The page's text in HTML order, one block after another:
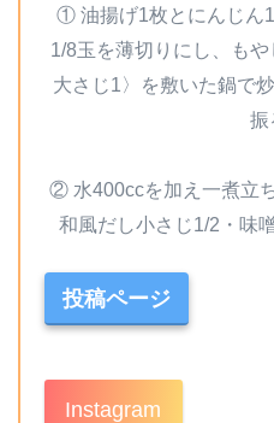
① 油揚げ1枚とにんじん
1/8玉を薄切りにし、も
大さじ1〉を敷いた鍋で
振
② 水400ccを加え一煮立
和風だし小さじ1/2・味
投稿ページ
Instagram